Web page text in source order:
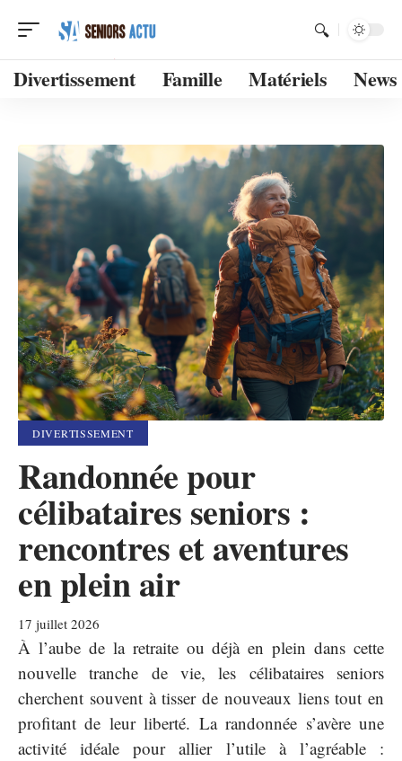
Divertissement Famille Matériels News
DIVERTISSEMENT
Randonnée pour
célibataires seniors :
rencontres et aventures
en plein air
17 juillet 2026
À l’aube de la retraite ou déjà en plein dans cette
nouvelle tranche de vie, les célibataires seniors
cherchent souvent à tisser de nouveaux liens tout en
profitant de leur liberté. La randonnée s’avère une
activité idéale pour allier l’utile à l’agréable :